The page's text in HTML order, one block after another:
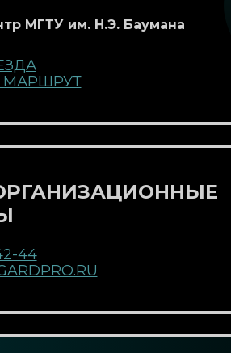
МГТУ им. Н.Э. Баумана
МАРШРУТ
44